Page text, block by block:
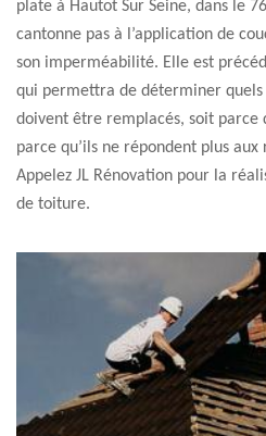
plate à Hautot Sur Seine, dans le
cantonne pas à l’application de
son imperméabilité. Elle est
qui permettra de déterminer
doivent être remplacés, soit parce
parce qu’ils ne répondent plus
Appelez JL Rénovation pour la
de toiture.